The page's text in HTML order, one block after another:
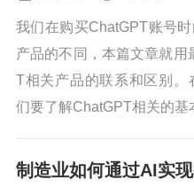
我们在购买ChatGPT账号
产品的不同，本篇文章就用
T相关产品的联系和区别。
们要了解ChatGPT相关的基
制造业如何通过AI实